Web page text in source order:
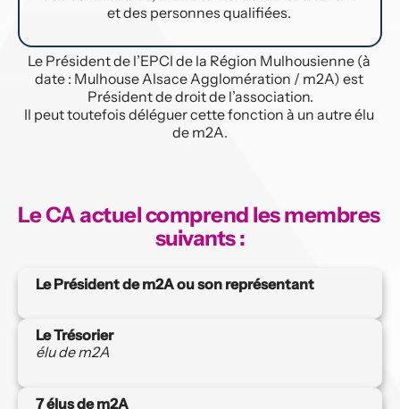
et des personnes qualifiées.
Le Président de l’EPCI de la Région Mulhousienne (à
date : Mulhouse Alsace Agglomération / m2A) est
Président de droit de l’association.
Il peut toutefois déléguer cette fonction à un autre élu
de m2A.
Le CA actuel comprend les membres
suivants :
Le Président de m2A ou son représentant
Le Trésorier
élu de m2A
7 élus de m2A